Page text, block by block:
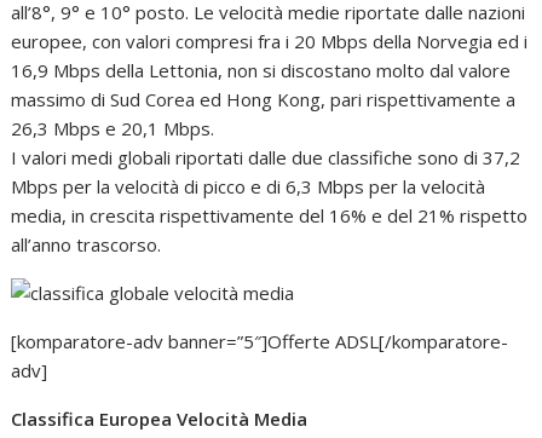
all’8°, 9° e 10° posto. Le velocità medie riportate dalle nazioni
europee, con valori compresi fra i 20 Mbps della Norvegia ed i
16,9 Mbps della Lettonia, non si discostano molto dal valore
massimo di Sud Corea ed Hong Kong, pari rispettivamente a
26,3 Mbps e 20,1 Mbps.
I valori medi globali riportati dalle due classifiche sono di 37,2
Mbps per la velocità di picco e di 6,3 Mbps per la velocità
media, in crescita rispettivamente del 16% e del 21% rispetto
all’anno trascorso.
[komparatore-adv banner=”5″]Offerte ADSL[/komparatore-
adv]
Classifica Europea Velocità Media